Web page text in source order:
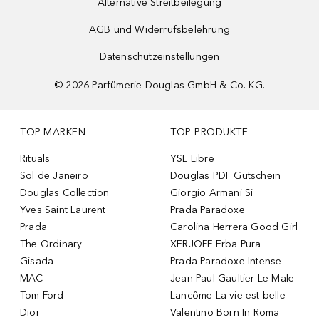
Alternative Streitbeilegung
AGB und Widerrufsbelehrung
Datenschutzeinstellungen
© 2026 Parfümerie Douglas GmbH & Co. KG.
TOP-MARKEN
Rituals
Sol de Janeiro
Douglas Collection
Yves Saint Laurent
Prada
The Ordinary
Gisada
MAC
Tom Ford
Dior
TOP PRODUKTE
YSL Libre
Douglas PDF Gutschein
Giorgio Armani Si
Prada Paradoxe
Carolina Herrera Good Girl
XERJOFF Erba Pura
Prada Paradoxe Intense
Jean Paul Gaultier Le Male
Lancôme La vie est belle
Valentino Born In Roma